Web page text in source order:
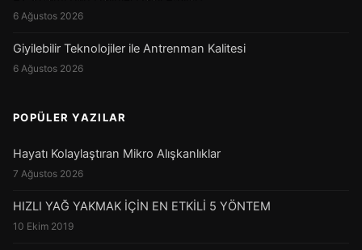
6 Ağustos 2026
Giyilebilir Teknolojiler ile Antrenman Kalitesi
6 Ağustos 2026
POPÜLER YAZILAR
Hayatı Kolaylaştıran Mikro Alışkanlıklar
7 Ağustos 2026
HIZLI YAĞ YAKMAK İÇİN EN ETKİLİ 5 YÖNTEM
10 Ekim 2019